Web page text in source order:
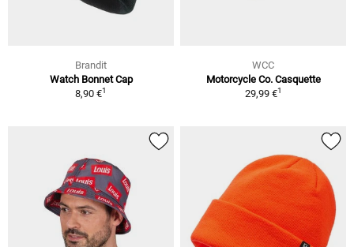
Brandit
Watch Bonnet Cap
8,90 €1
WCC
Motorcycle Co. Casquette
29,99 €1